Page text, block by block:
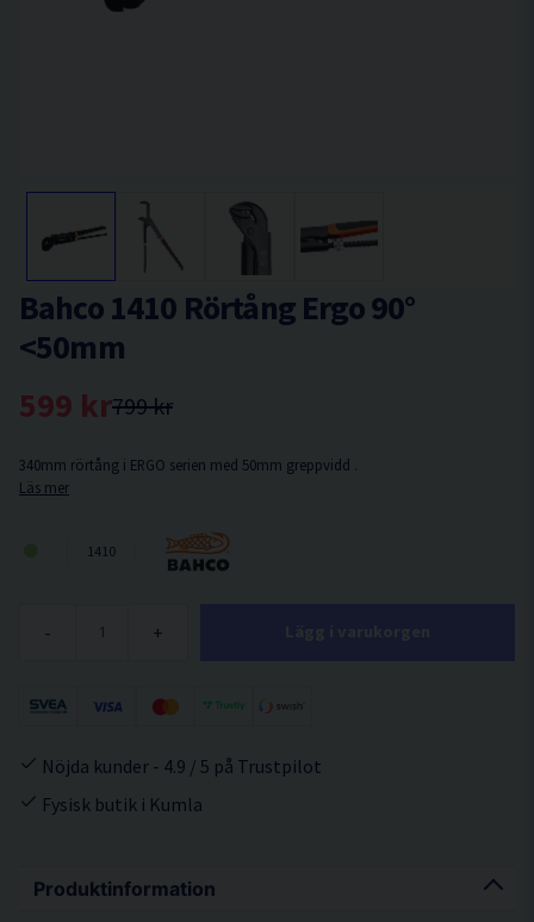
Produktinformation
Bahco 1410 Rörtång Ergo 90°
<50mm
799 kr
599 kr
340mm rörtång i ERGO serien med 50mm greppvidd .
Läs mer
1410
- +
Nöjda kunder - 4.9 / 5 på Trustpilot
Fysisk butik i Kumla